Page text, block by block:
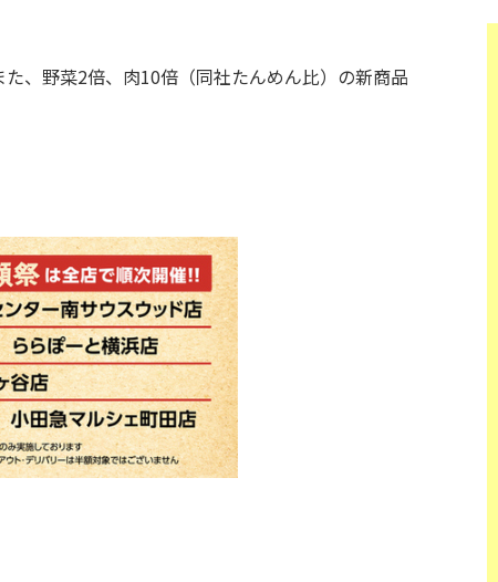
、野菜2倍、肉10倍（同社たんめん比）の新商品